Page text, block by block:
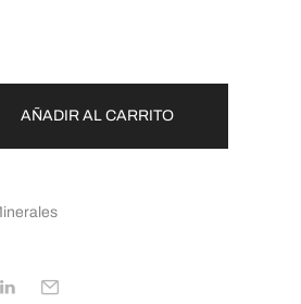
AÑADIR AL CARRITO